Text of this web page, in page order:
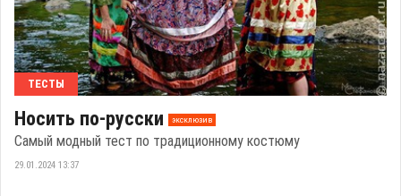
ТЕСТЫ
Носить по-русски эксклюзив
Самый модный тест по традиционному костюму
29.01.2024 13:37